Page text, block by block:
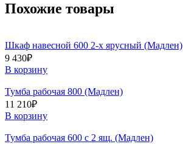
Похожие товары
Шкаф навесной 600 2-х ярусный (Мадлен)
9 430₽
В корзину
Тумба рабочая 800 (Мадлен)
11 210₽
В корзину
Тумба рабочая 600 с 2 ящ. (Мадлен)